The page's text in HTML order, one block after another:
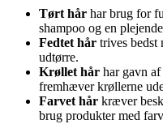
Tørt hår har brug for
shampoo og en
Fedtet hår trives bedst
udtørre.
Krøllet hår har gavn
fremhæver krøllerne
Farvet hår kræver
brug produkter med